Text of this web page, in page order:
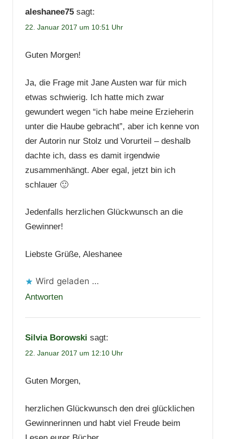
aleshanee75 sagt:
22. Januar 2017 um 10:51 Uhr
Guten Morgen!
Ja, die Frage mit Jane Austen war für mich
etwas schwierig. Ich hatte mich zwar
gewundert wegen “ich habe meine Erzieherin
unter die Haube gebracht”, aber ich kenne von
der Autorin nur Stolz und Vorurteil – deshalb
dachte ich, dass es damit irgendwie
zusammenhängt. Aber egal, jetzt bin ich
schlauer 🙂
Jedenfalls herzlichen Glückwunsch an die
Gewinner!
Liebste Grüße, Aleshanee
Wird geladen …
Antworten
Silvia Borowski sagt:
22. Januar 2017 um 12:10 Uhr
Guten Morgen,
herzlichen Glückwunsch den drei glücklichen
Gewinnerinnen und habt viel Freude beim